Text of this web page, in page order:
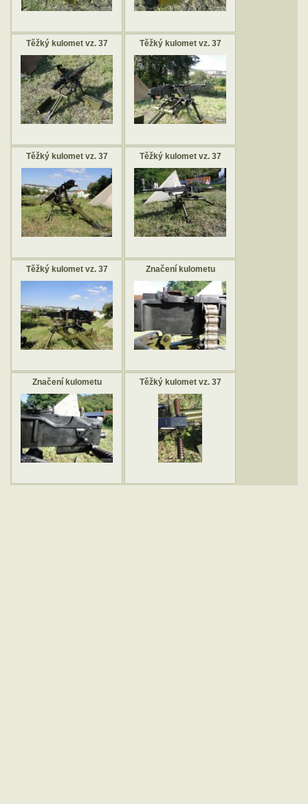
Těžký kulomet vz. 37 Těžký kulomet vz. 37
Těžký kulomet vz. 37 Těžký kulomet vz. 37
Těžký kulomet vz. 37 Značení kulometu
Značení kulometu Těžký kulomet vz. 37